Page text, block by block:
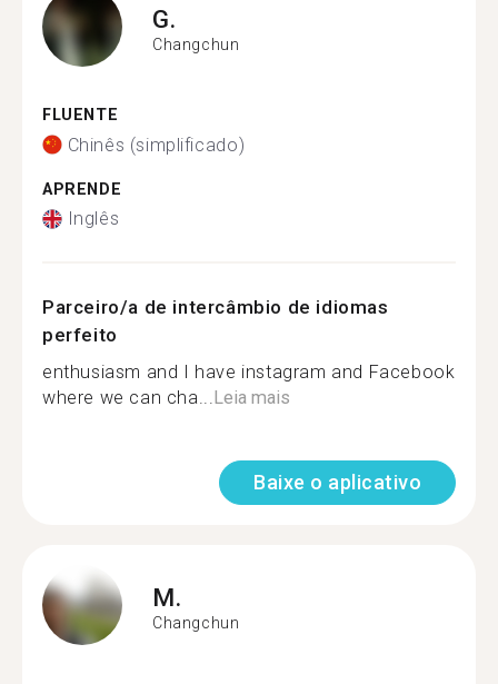
G.
Changchun
FLUENTE
Chinês (simplificado)
APRENDE
Inglês
Parceiro/a de intercâmbio de idiomas
perfeito
enthusiasm and I have instagram and Facebook
where we can cha...Leia mais
Baixe o aplicativo
M.
Changchun